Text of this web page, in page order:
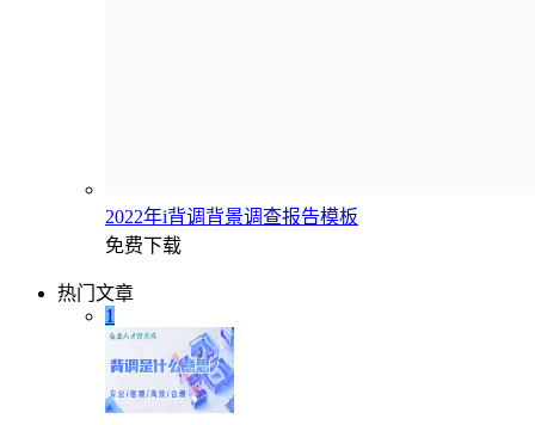
2022年i背调背景调查报告模板
免费下载
热门文章
1